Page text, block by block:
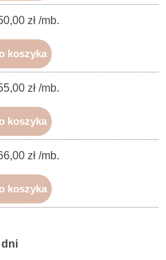
zł /mb.
koszyka
zł /mb.
koszyka
zł /mb.
koszyka
dni